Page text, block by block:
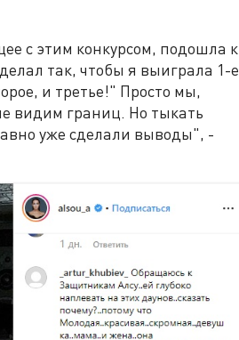
с этим конкурсом, подошла к
так, чтобы я выиграла 1-е
и третье!" Просто мы,
видим границ. Но тыкать
уже сделали выводы", -